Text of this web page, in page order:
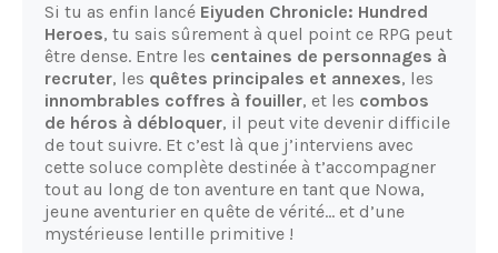
Si tu as enfin lancé Eiyuden Chronicle: Hundred
Heroes, tu sais sûrement à quel point ce RPG peut
être dense. Entre les centaines de personnages à
recruter, les quêtes principales et annexes, les
innombrables coffres à fouiller, et les combos
de héros à débloquer, il peut vite devenir difficile
de tout suivre. Et c’est là que j’interviens avec
cette soluce complète destinée à t’accompagner
tout au long de ton aventure en tant que Nowa,
jeune aventurier en quête de vérité… et d’une
mystérieuse lentille primitive !